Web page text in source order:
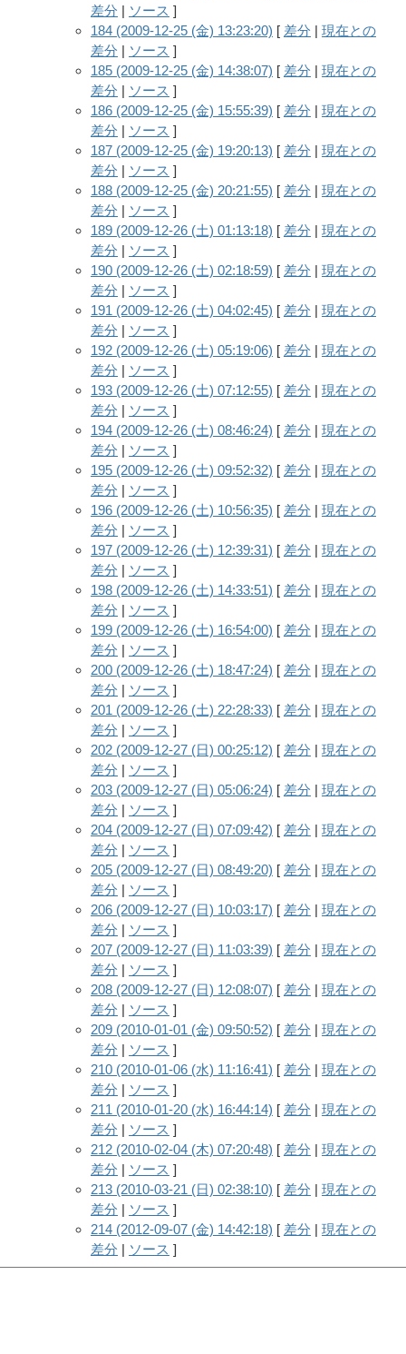
差分 | ソース ]
184 (2009-12-25 (金) 13:23:20) [ 差分 | 現在との
差分 | ソース ]
185 (2009-12-25 (金) 14:38:07) [ 差分 | 現在との
差分 | ソース ]
186 (2009-12-25 (金) 15:55:39) [ 差分 | 現在との
差分 | ソース ]
187 (2009-12-25 (金) 19:20:13) [ 差分 | 現在との
差分 | ソース ]
188 (2009-12-25 (金) 20:21:55) [ 差分 | 現在との
差分 | ソース ]
189 (2009-12-26 (土) 01:13:18) [ 差分 | 現在との
差分 | ソース ]
190 (2009-12-26 (土) 02:18:59) [ 差分 | 現在との
差分 | ソース ]
191 (2009-12-26 (土) 04:02:45) [ 差分 | 現在との
差分 | ソース ]
192 (2009-12-26 (土) 05:19:06) [ 差分 | 現在との
差分 | ソース ]
193 (2009-12-26 (土) 07:12:55) [ 差分 | 現在との
差分 | ソース ]
194 (2009-12-26 (土) 08:46:24) [ 差分 | 現在との
差分 | ソース ]
195 (2009-12-26 (土) 09:52:32) [ 差分 | 現在との
差分 | ソース ]
196 (2009-12-26 (土) 10:56:35) [ 差分 | 現在との
差分 | ソース ]
197 (2009-12-26 (土) 12:39:31) [ 差分 | 現在との
差分 | ソース ]
198 (2009-12-26 (土) 14:33:51) [ 差分 | 現在との
差分 | ソース ]
199 (2009-12-26 (土) 16:54:00) [ 差分 | 現在との
差分 | ソース ]
200 (2009-12-26 (土) 18:47:24) [ 差分 | 現在との
差分 | ソース ]
201 (2009-12-26 (土) 22:28:33) [ 差分 | 現在との
差分 | ソース ]
202 (2009-12-27 (日) 00:25:12) [ 差分 | 現在との
差分 | ソース ]
203 (2009-12-27 (日) 05:06:24) [ 差分 | 現在との
差分 | ソース ]
204 (2009-12-27 (日) 07:09:42) [ 差分 | 現在との
差分 | ソース ]
205 (2009-12-27 (日) 08:49:20) [ 差分 | 現在との
差分 | ソース ]
206 (2009-12-27 (日) 10:03:17) [ 差分 | 現在との
差分 | ソース ]
207 (2009-12-27 (日) 11:03:39) [ 差分 | 現在との
差分 | ソース ]
208 (2009-12-27 (日) 12:08:07) [ 差分 | 現在との
差分 | ソース ]
209 (2010-01-01 (金) 09:50:52) [ 差分 | 現在との
差分 | ソース ]
210 (2010-01-06 (水) 11:16:41) [ 差分 | 現在との
差分 | ソース ]
211 (2010-01-20 (水) 16:44:14) [ 差分 | 現在との
差分 | ソース ]
212 (2010-02-04 (木) 07:20:48) [ 差分 | 現在との
差分 | ソース ]
213 (2010-03-21 (日) 02:38:10) [ 差分 | 現在との
差分 | ソース ]
214 (2012-09-07 (金) 14:42:18) [ 差分 | 現在との
差分 | ソース ]